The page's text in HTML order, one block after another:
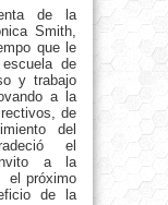
de la
Smith,
que le
de
y trabajo
a la
de
del
el
a la
el próximo
de la